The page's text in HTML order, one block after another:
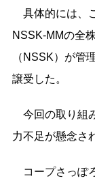
具体的には、
NSSK-MMの全
（NSSK）が管
譲受した。
今回の取り組
力不足が懸念さ
コープさっぽ